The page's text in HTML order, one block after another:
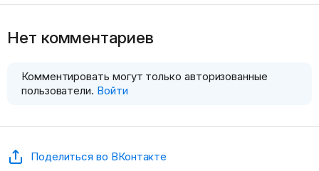
Нет комментариев
Комментировать могут только авторизованные
пользователи. Войти
Поделиться во ВКонтакте